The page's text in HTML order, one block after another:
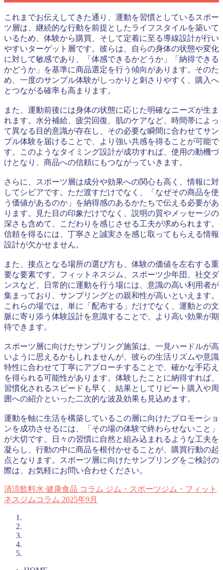
これまでお伝えしてきた通り、運動を習慣としているスポー
ツ層は、継続的な行動を前提としたライフスタイルを築いて
いるため、体験から購買、そして定着に至る導線設計が行い
やすいターゲット層です。彼らは、自らの身体の状態や変化
に対して敏感であり、「体感できるかどうか」「納得できる
かどうか」を基準に商品選定を行う傾向があります。そのた
め、一度のサンプル体験がしっかりと刺さりやすく、購入へ
とつながる確率も高まります。
また、運動前後には身体の状態に応じた明確なニーズが生ま
れます。水分補給、疲労回復、肌のケアなど、時間帯によっ
て異なる目的意識が存在し、その必要な瞬間に合わせてサン
プル体験を届けることで、より強い共感を得ることが可能で
す。このようなタイミング設計が成功すれば、使用の動機づ
けとなり、商品への信頼にもつながっていきます。
さらに、スポーツ層は成分や効果への関心も高く、情報に対
してシビアです。ただ渡すだけでなく、「なぜその商品を使
う価値があるのか」を納得感のあるかたちで伝える必要があ
ります。見た目の印象だけでなく、説明の質やメッセージの
深さも含めて、こだわりを感じさせる工夫が求められます。
信頼を得るには、丁寧さと誠実さを感じ取ってもらえる情報
設計が欠かせません。
また、接点となる場所の選び方も、体験の価値を左右する重
要な要素です。フィットネスジム、スポーツ少年団、社交ダ
ンスなど、日常的に運動を行う場には、意識の高い利用者が
集まっており、サンプリングとの親和性が高いといえます。
これらの場では、単に「配布する」だけでなく、運動との文
脈に寄り添う体験設計を意識することで、より高い効果が期
待できます。
スポーツ層に向けたサンプリング施策は、一見ハードルが高
いように思えるかもしれませんが、彼らの生活リズムや意識
特性に合わせて丁寧にアプローチすることで、確かな手応え
を得られる可能性があります。体験したことに納得すれば、
習慣化されるスピードも早く、結果としてリピート購入や周
囲への紹介といった二次的な波及効果も見込めます。
運動を軸に生活を構築しているこの層に向けたプロモーショ
ンを成功させるには、「その場の体験で終わらせないこと」
が大切です。日々の習慣に自然と組み込まれるような工夫を
凝らし、行動の中に商品を根付かせることが、購買行動の起
点となります。スポーツ層に向けたサンプリングをご検討の
際は、お気軽にお問い合わせください。
清涼飲料水 健康食品 コラム ジム・スポーツジム・フィット
ネスジムコラム 2025年9月